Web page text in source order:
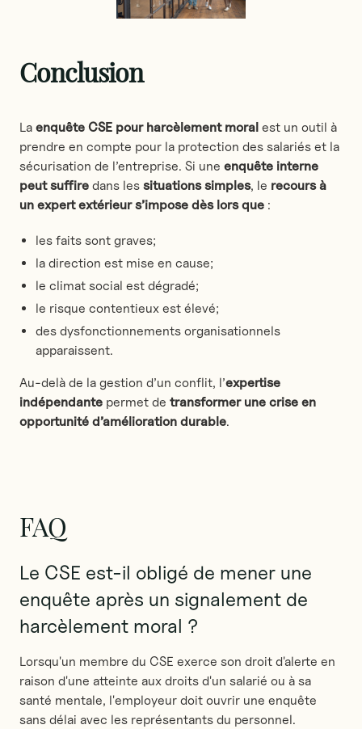
Conclusion
La enquête CSE pour harcèlement moral est un outil à
prendre en compte pour la protection des salariés et la
sécurisation de l’entreprise. Si une enquête interne
peut suffire dans les situations simples, le recours à
un expert extérieur s’impose dès lors que :
les faits sont graves;
la direction est mise en cause;
le climat social est dégradé;
le risque contentieux est élevé;
des dysfonctionnements organisationnels
apparaissent.
Au-delà de la gestion d’un conflit, l’expertise
indépendante permet de transformer une crise en
opportunité d’amélioration durable.
FAQ
Le CSE est-il obligé de mener une
enquête après un signalement de
harcèlement moral ?
Lorsqu'un membre du CSE exerce son droit d'alerte en
raison d'une atteinte aux droits d'un salarié ou à sa
santé mentale, l'employeur doit ouvrir une enquête
sans délai avec les représentants du personnel.